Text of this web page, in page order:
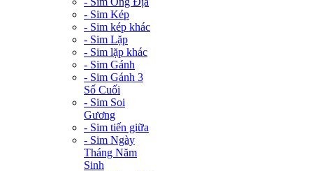
- Sim Kép
- Sim kép khác
- Sim Lặp
- Sim lặp khác
- Sim Gánh
- Sim Gánh 3
Số Cuối
- Sim Soi
Gương
- Sim tiến giữa
- Sim Ngày
Tháng Năm
Sinh